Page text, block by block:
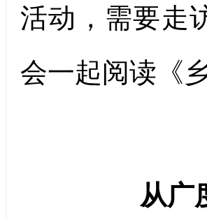
活动，需要走
会一起阅读《
从广